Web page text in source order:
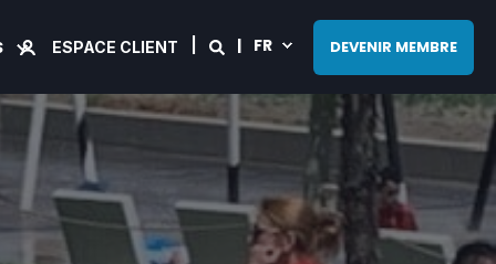
ESPACE CLIENT FR DEVENIR MEMBRE